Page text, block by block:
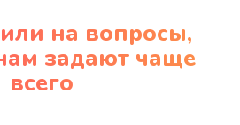
на вопросы,
задают чаще
всего